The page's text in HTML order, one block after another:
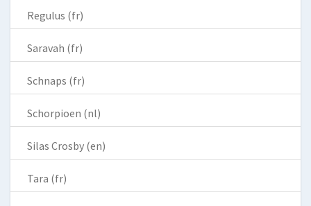
Regulus (fr)
Saravah (fr)
Schnaps (fr)
Schorpioen (nl)
Silas Crosby (en)
Tara (fr)